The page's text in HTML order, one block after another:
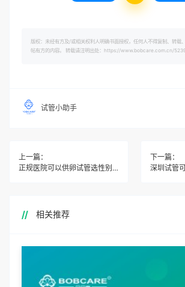
版权：未经有方及/或相关权利人明确书面授权，任何人不得复制、转载
帖有方的内容。 转载请注明出处：https://www.bobcare.com.cn/
试管小助手
上一篇：
正规医院可以供卵试管选性别吗
下一篇：
深圳试管
相关推荐